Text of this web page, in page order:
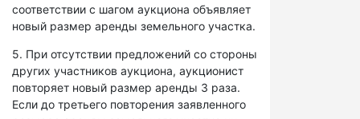
соответствии с шагом аукциона объявляет
новый размер аренды земельного участка.
5. При отсутствии предложений со стороны
других участников аукциона, аукционист
повторяет новый размер аренды 3 раза.
Если до третьего повторения заявленного